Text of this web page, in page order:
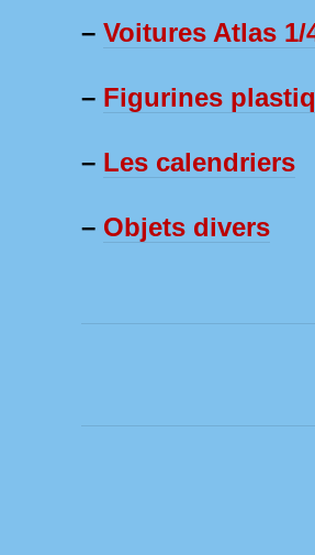
– Voitures Atlas 1/
– Figurines
– Les calendriers
– Objets divers